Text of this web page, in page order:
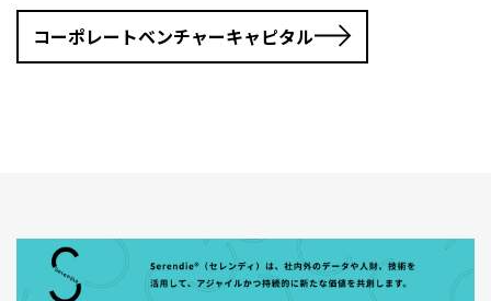
コーポレートベンチャーキャピタル